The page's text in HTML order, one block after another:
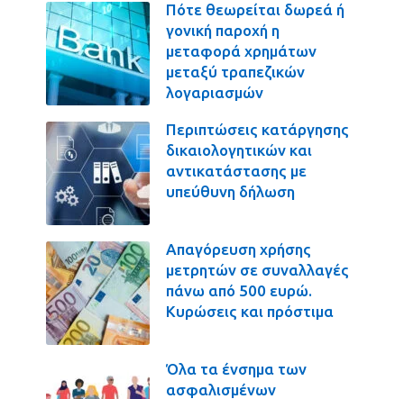
Πότε θεωρείται δωρεά ή
γονική παροχή η
μεταφορά χρημάτων
μεταξύ τραπεζικών
λογαριασμών
Περιπτώσεις κατάργησης
δικαιολογητικών και
αντικατάστασης με
υπεύθυνη δήλωση
Απαγόρευση χρήσης
μετρητών σε συναλλαγές
πάνω από 500 ευρώ.
Κυρώσεις και πρόστιμα
Όλα τα ένσημα των
ασφαλισμένων